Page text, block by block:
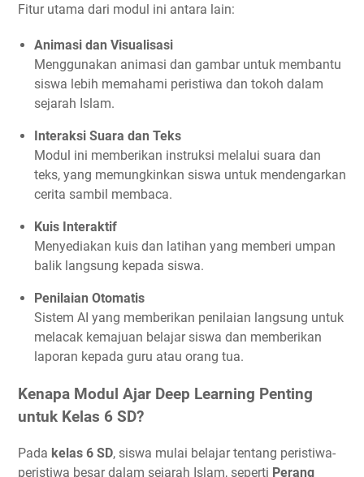
Fitur utama dari modul ini antara lain:
Animasi dan Visualisasi
Menggunakan animasi dan gambar untuk membantu
siswa lebih memahami peristiwa dan tokoh dalam
sejarah Islam.
Interaksi Suara dan Teks
Modul ini memberikan instruksi melalui suara dan
teks, yang memungkinkan siswa untuk mendengarkan
cerita sambil membaca.
Kuis Interaktif
Menyediakan kuis dan latihan yang memberi umpan
balik langsung kepada siswa.
Penilaian Otomatis
Sistem AI yang memberikan penilaian langsung untuk
melacak kemajuan belajar siswa dan memberikan
laporan kepada guru atau orang tua.
Kenapa Modul Ajar Deep Learning Penting
untuk Kelas 6 SD?
Pada kelas 6 SD, siswa mulai belajar tentang peristiwa-
peristiwa besar dalam sejarah Islam, seperti Perang